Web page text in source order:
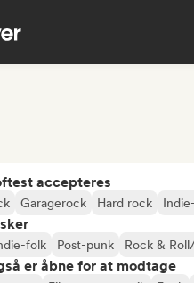
accepteres
Garagerock Hard rock
folk Post-punk Rock &
er åbne for at modtage